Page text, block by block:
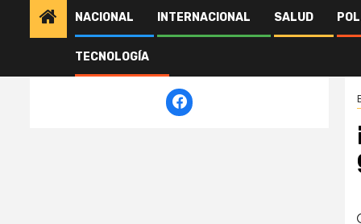
NACIONAL INTERNACIONAL SALUD
TECNOLOGÍA